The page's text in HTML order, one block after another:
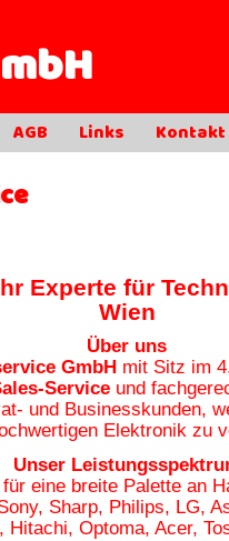
AGB Links Kontakt
Experte für
Wien
Über uns
GmbHmit Sitz im
Serviceund
und Businesskunden,
Elektronik zu
Unser
eine breite Palette an
Sharp, Philips, LG,
Hitachi, Optoma, Acer,